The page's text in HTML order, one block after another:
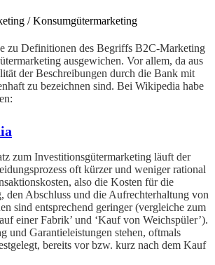
/ Konsumgütermarketing
zu Definitionen des Begriffs B2C-Marketing
ausgewichen. Vor allem, da aus
der Beschreibungen durch die Bank mit
zu bezeichnen sind. Bei Wikipedia habe
zum Investitionsgütermarketing läuft der
oft kürzer und weniger rational
also die Kosten für die
den Abschluss und die Aufrechterhaltung von
sind entsprechend geringer (vergleiche zum
einer Fabrik’ und ‘Kauf von Weichspüler’).
und Garantieleistungen stehen, oftmals
bereits vor bzw. kurz nach dem Kauf